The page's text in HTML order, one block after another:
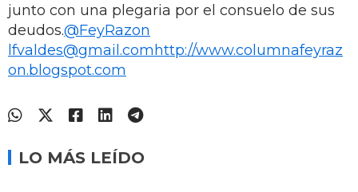
junto con una plegaria por el consuelo de sus
deudos.@FeyRazon
lfvaldes@gmail.com http://www.columnafeyraz
on.blogspot.com
LO MÁS LEÍDO